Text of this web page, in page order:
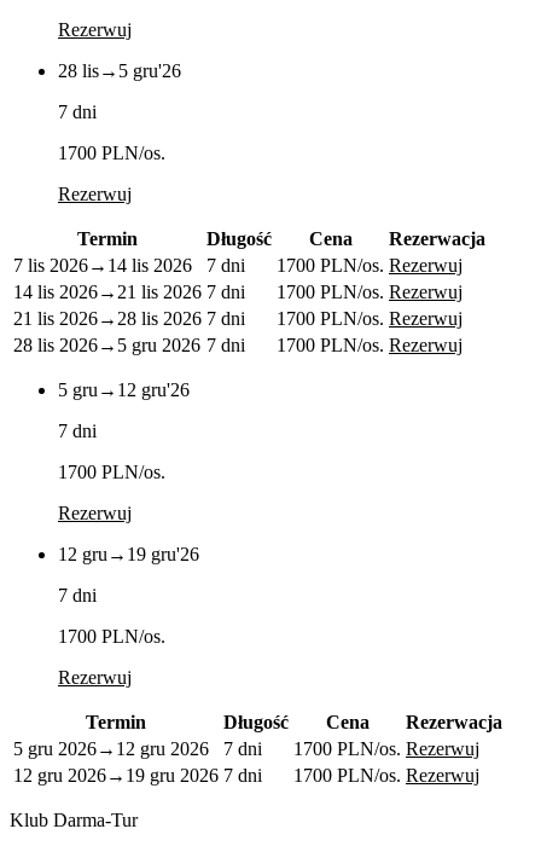
Rezerwuj
28 lis→ 5 gru'26
7 dni
1700 PLN/os.
Rezerwuj
Termin Długość Cena
Rezerwacja
7 lis 2026→ 14 lis 2026 7 dni 1700 PLN/os. Rezerwuj
14 lis 2026→ 21 lis 2026 7 dni 1700 PLN/os. Rezerwuj
21 lis 2026→ 28 lis 2026 7 dni 1700 PLN/os. Rezerwuj
28 lis 2026→ 5 gru 2026 7 dni 1700 PLN/os. Rezerwuj
5 gru → 12 gru'26
7 dni
1700 PLN/os.
Rezerwuj
12 gru → 19 gru'26
7 dni
1700 PLN/os.
Rezerwuj
Termin Długość Cena
Rezerwacja
5 gru 2026→ 12 gru 2026 7 dni 1700 PLN/os. Rezerwuj
12 gru 2026→ 19 gru 2026 7 dni 1700 PLN/os. Rezerwuj
Klub Darma-Tur